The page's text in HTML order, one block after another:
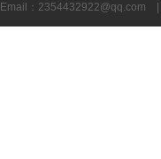
Email： 2354432922@qq.com |